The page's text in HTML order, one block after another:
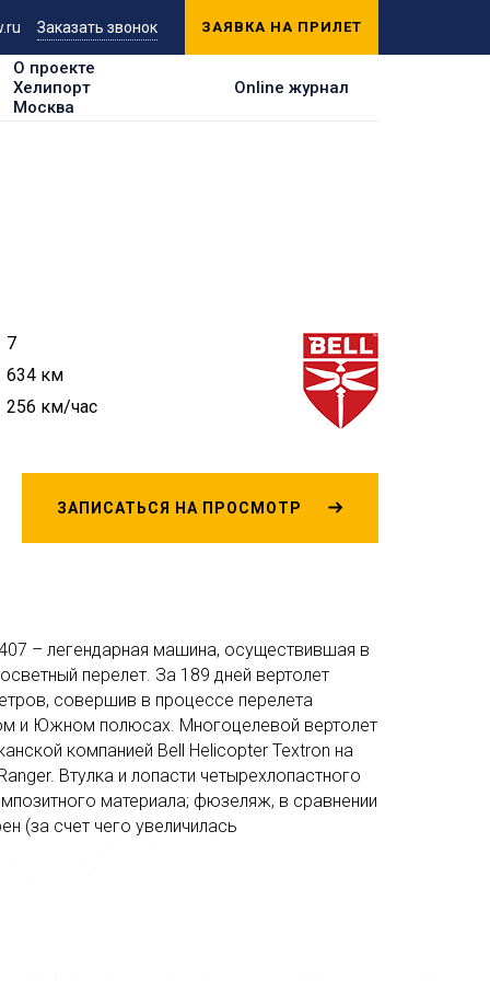
Заказать звонок ЗАЯВКА НА ПРИЛЕТ
О проекте
Хелипорт
Москва
Online журнал
7
634 км
256 км/час
ЗАПИСАТЬСЯ НА ПРОСМОТР
– легендарная машина, осуществившая в
перелет. За 189 дней вертолет
совершив в процессе перелета
и Южном полюсах. Многоцелевой вертолет
компанией Bell Helicopter Textron на
Втулка и лопасти четырехлопастного
материала; фюзеляж, в сравнении
(за счет чего увеличилась
панорамой во время полета.